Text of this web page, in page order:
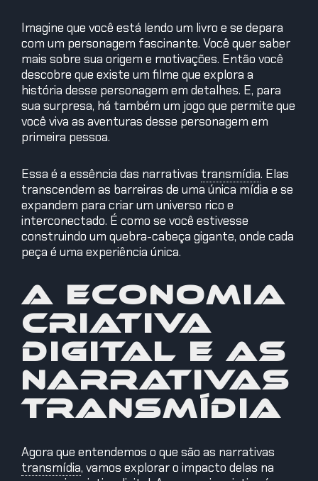
Imagine que você está lendo um livro e se depara
com um personagem fascinante. Você quer saber
mais sobre sua origem e motivações. Então você
descobre que existe um filme que explora a
história desse personagem em detalhes. E, para
sua surpresa, há também um jogo que permite que
você viva as aventuras desse personagem em
primeira pessoa.
Essa é a essência das narrativas transmídia. Elas
transcendem as barreiras de uma única mídia e se
expandem para criar um universo rico e
interconectado. É como se você estivesse
construindo um quebra-cabeça gigante, onde cada
peça é uma experiência única.
A economia
criativa
digital e as
narrativas
transmídia
Agora que entendemos o que são as narrativas
transmídia, vamos explorar o impacto delas na